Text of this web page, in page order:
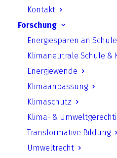
Kontakt
Forschung
Energiesparen an
Klimaneutrale Schule &
Energiewende
Klimaanpassung
Klimaschutz
Klima- &
Transformative Bildung
Umweltrecht
UfU Informationen
März 2023 | Jonas
Die Letzte
Eine Einordnung
Debatte mit John